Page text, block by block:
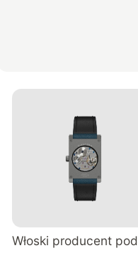
Włoski producent